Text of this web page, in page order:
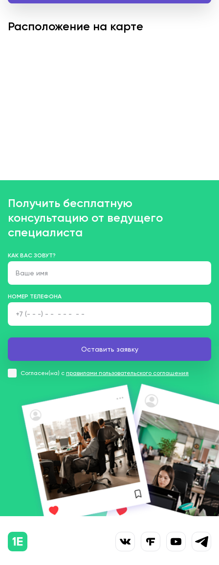
Расположение на карте
Получить бесплатную
консультацию от ведущего
специалиста
КАК ВАС ЗОВУТ?
НОМЕР ТЕЛЕФОНА
Согласен(на) с правилами пользовательского соглашения